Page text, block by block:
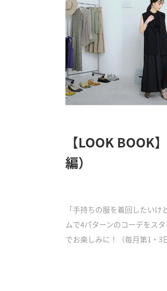
【LOOK BOOK
編）
「手持ちの服を着回したい
ムで4パターンのコーデをス
でお楽しみに！（毎月第1・3